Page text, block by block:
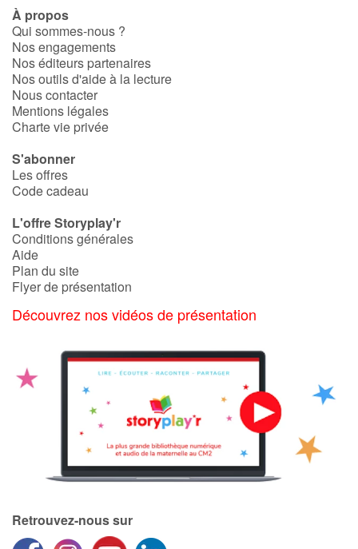
À propos
Qui sommes-nous ?
Nos engagements
Nos éditeurs partenaires
Nos outils d'aide à la lecture
Nous contacter
Mentions légales
Charte vie privée
S'abonner
Les offres
Code cadeau
L'offre Storyplay'r
Conditions générales
Aide
Plan du site
Flyer de présentation
Découvrez nos vidéos de présentation
Retrouvez-nous sur